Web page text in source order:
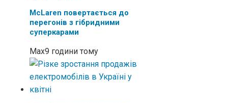
McLaren повертається до
перегонів з гібридними
суперкарами
Max9 години тому